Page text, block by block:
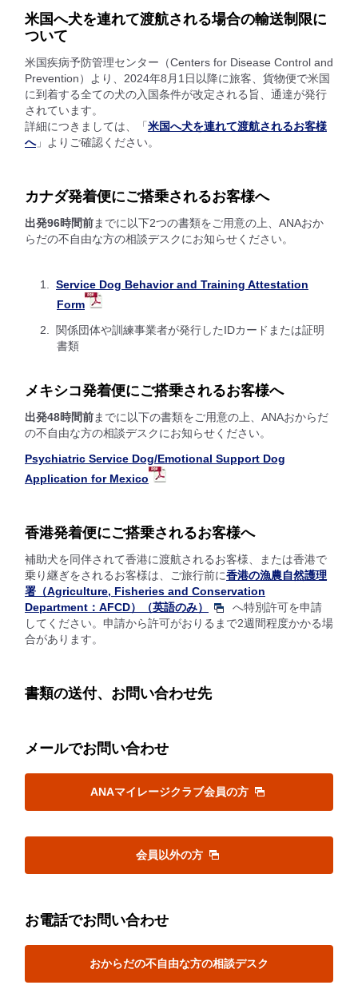
米国へ犬を連れて渡航される場合の輸送制限に
ついて
米国疾病予防管理センター（Centers for Disease Control and
Prevention）より、2024年8月1日以降に旅客、貨物便で米国
に到着する全ての犬の入国条件が改定される旨、通達が発行
されています。
詳細につきましては、「 米国へ犬を連れて渡航されるお客様
へ」よりご確認ください。
カナダ発着便にご搭乗されるお客様へ
出発96時間前までに以下2つの書類をご用意の上、ANAおか
らだの不自由な方の相談デスクにお知らせください。
Service Dog Behavior and Training Attestation
Form
関係団体や訓練事業者が発行したIDカードまたは証明
書類
メキシコ発着便にご搭乗されるお客様へ
出発48時間前までに以下の書類をご用意の上、ANAおからだ
の不自由な方の相談デスクにお知らせください。
Psychiatric Service Dog/Emotional Support Dog
Application for Mexico
香港発着便にご搭乗されるお客様へ
補助犬を同伴されて香港に渡航されるお客様、または香港で
乗り継ぎをされるお客様は、ご旅行前に香港の漁農自然護理
署（Agriculture, Fisheries and Conservation
Department：AFCD）（英語のみ）
へ特別許可を申請
してください。申請から許可がおりるまで2週間程度かかる場
合があります。
書類の送付、お問い合わせ先
メールでお問い合わせ
ANAマイレージクラブ会員の方
会員以外の方
お電話でお問い合わせ
おからだの不自由な方の相談デスク